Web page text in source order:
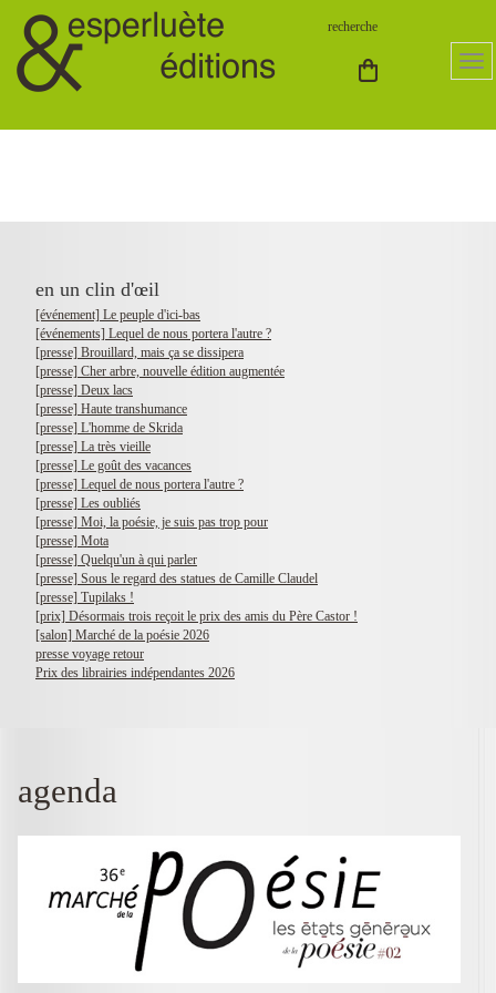
en un clin d'œil
[événement] Le peuple d'ici-bas
[événements] Lequel de nous portera l'autre ?
[presse] Brouillard, mais ça se dissipera
[presse] Cher arbre, nouvelle édition augmentée
[presse] Deux lacs
[presse] Haute transhumance
[presse] L'homme de Skrida
[presse] La très vieille
[presse] Le goût des vacances
[presse] Lequel de nous portera l'autre ?
[presse] Les oubliés
[presse] Moi, la poésie, je suis pas trop pour
[presse] Mota
[presse] Quelqu'un à qui parler
[presse] Sous le regard des statues de Camille Claudel
[presse] Tupilaks !
[prix] Désormais trois reçoit le prix des amis du Père Castor !
[salon] Marché de la poésie 2026
presse voyage retour
Prix des librairies indépendantes 2026
agenda